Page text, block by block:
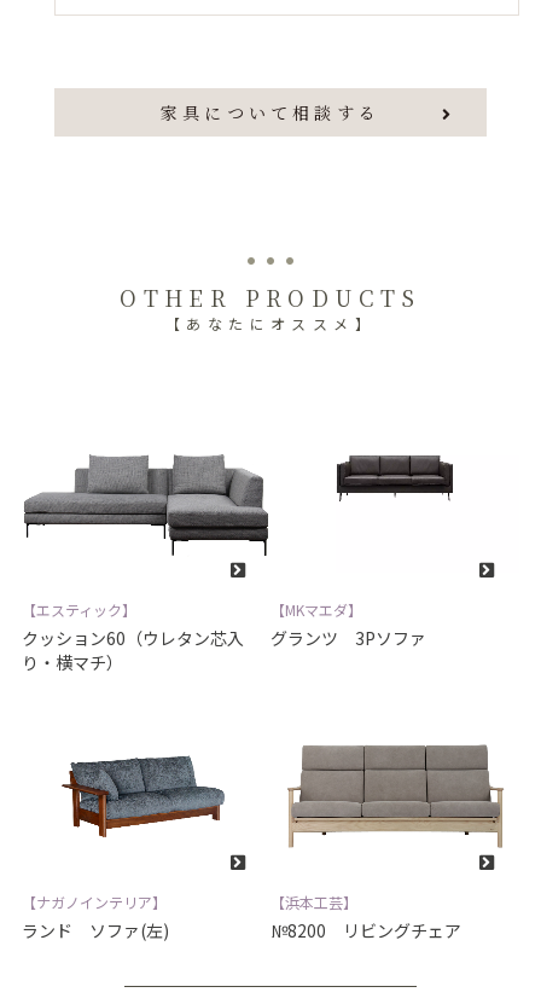
家具について相談する
OTHER PRODUCTS
【あなたにオススメ】
【エスティック】
クッション60（ウレタン芯入
り・横マチ）
【MKマエダ】
グランツ 3Pソファ
【ナガノインテリア】
ランド ソファ(左)
【浜本工芸】
№8200 リビングチェア